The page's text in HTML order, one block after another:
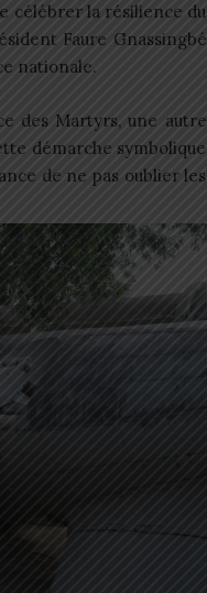
célébrer la résilience du
Faure Gnassingbé
nationale.
des Martyrs, une autre
démarche symbolique
de ne pas oublier les